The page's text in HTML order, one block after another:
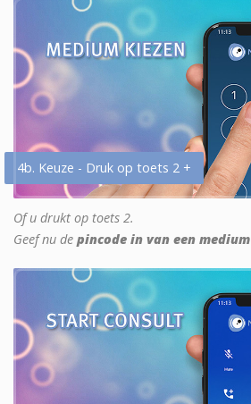
4b. Keuze - Druk op toets 2 +
Of u drukt op toets 2.
Geef nu de pincode in van een medium